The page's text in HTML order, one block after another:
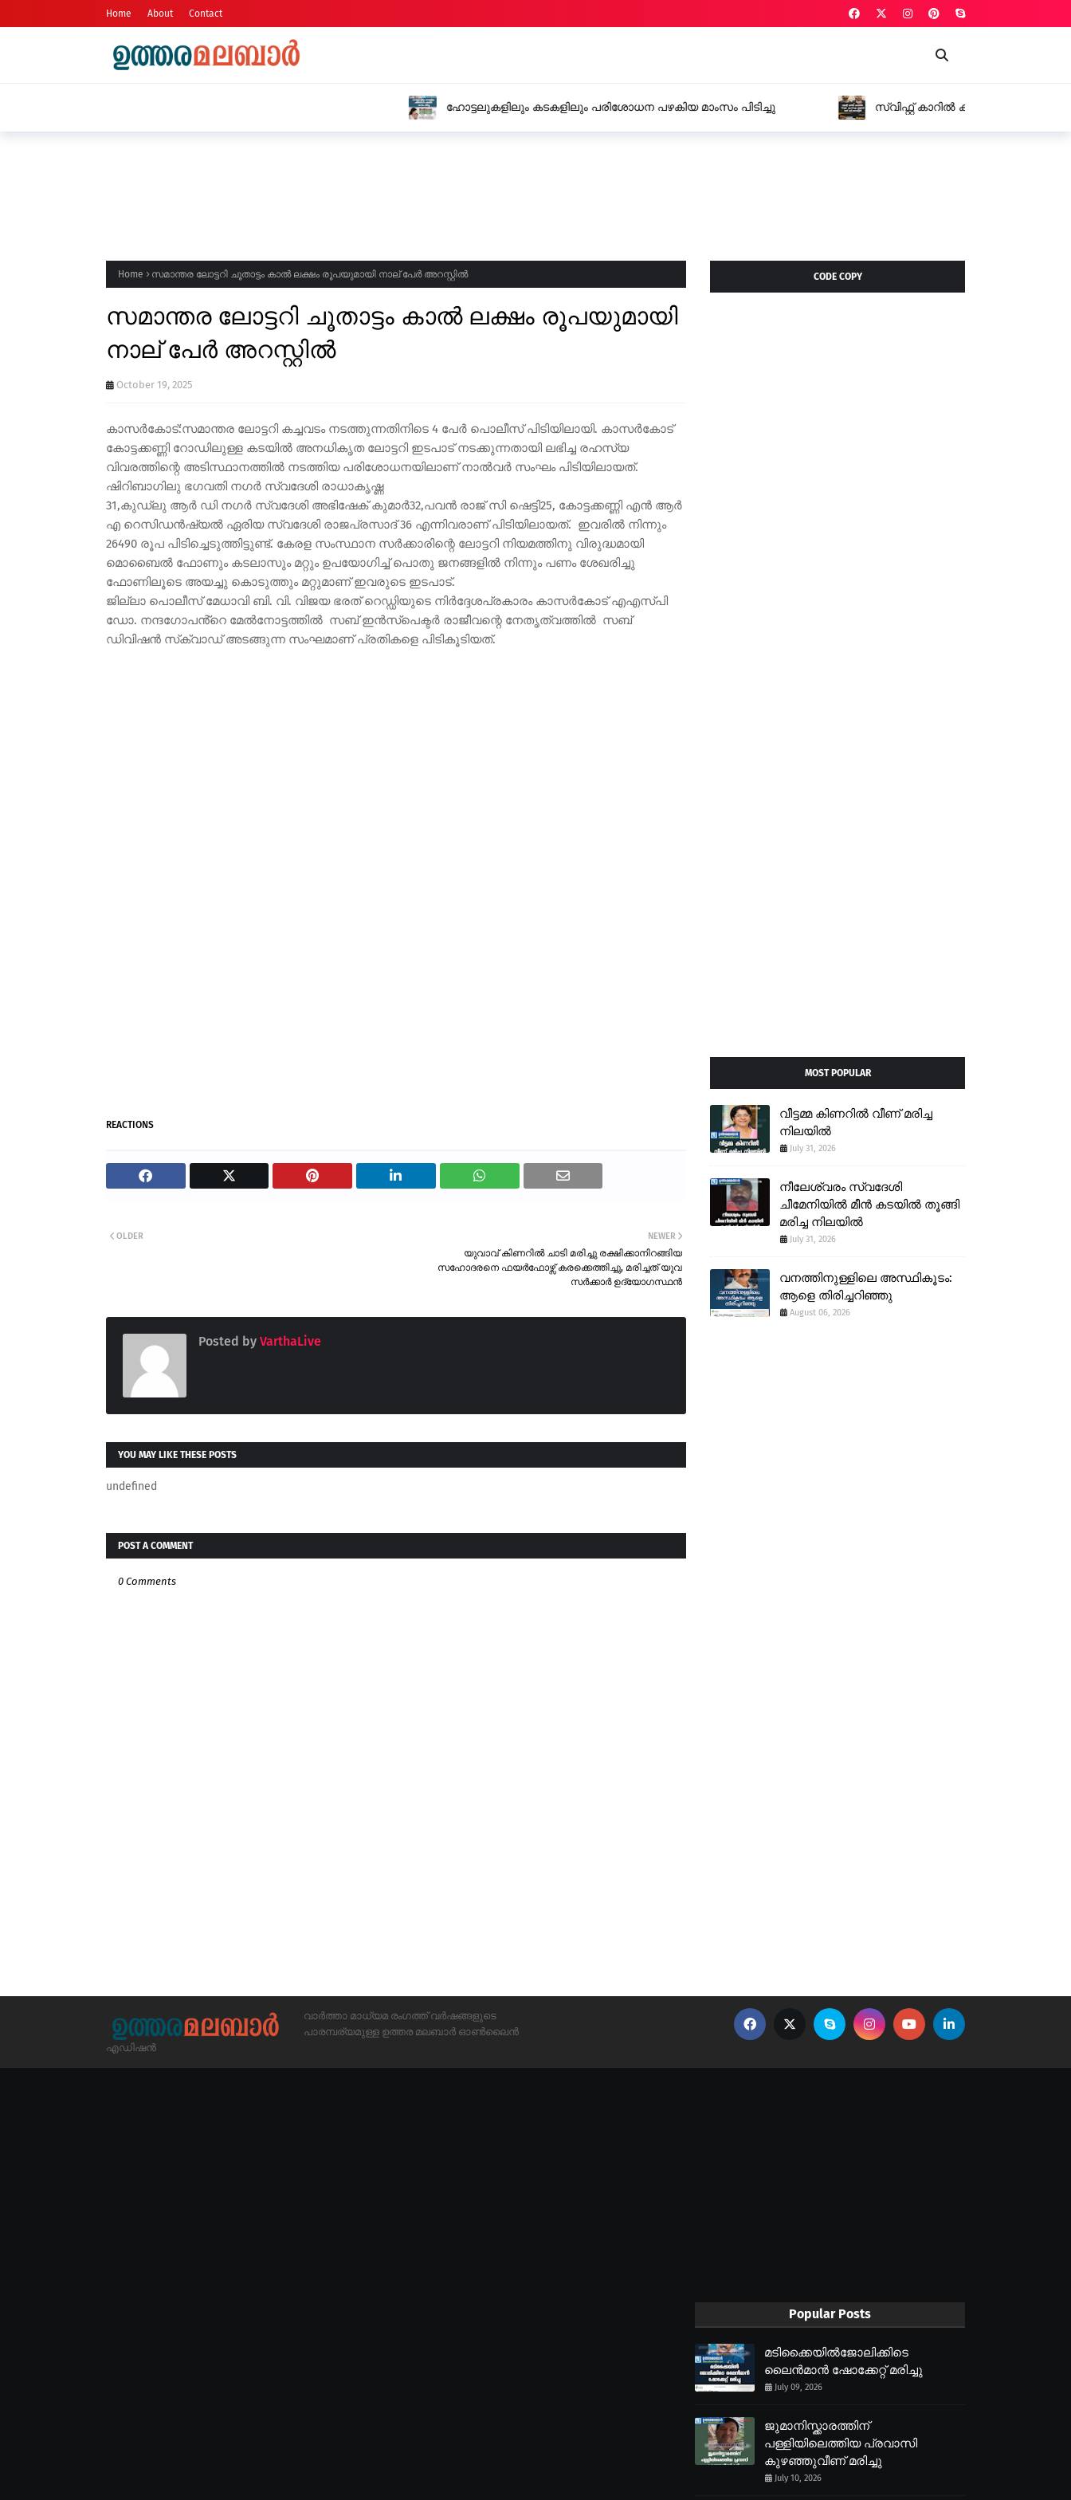
Home About Contact
ഹോട്ടലുകളിലും കടകളിലും പരിശോധന പഴകിയ മാംസം പിടിച്ചു
സ്വിഫ്റ്റ് കാറിൽ കടത്തിയ 18 ഗ്രാം എം.ഡി.എം.എയുമായി രണ്ട് പേർ
Home സമാന്തര ലോട്ടറി ചൂതാട്ടം കാൽ ലക്ഷം രൂപയുമായി നാല് പേർ അറസ്റ്റിൽ
സമാന്തര ലോട്ടറി ചൂതാട്ടം കാൽ ലക്ഷം രൂപയുമായി
നാല് പേർ അറസ്റ്റിൽ
October 19, 2025
കാസർകോട്:സമാന്തര ലോട്ടറി കച്ചവടം നടത്തുന്നതിനിടെ 4 പേർ പൊലീസ് പിടിയിലായി. കാസർകോട്
കോട്ടക്കണ്ണി റോഡിലുള്ള കടയിൽ അനധികൃത ലോട്ടറി ഇടപാട് നടക്കുന്നതായി ലഭിച്ച രഹസ്യ
വിവരത്തിന്റെ അടിസ്ഥാനത്തിൽ നടത്തിയ പരിശോധനയിലാണ് നാൽവർ സംഘം പിടിയിലായത്.
ഷിറിബാഗിലു ഭഗവതി നഗർ സ്വദേശി രാധാകൃഷ്ണ
31,കുഡ്‌ലു ആർ ഡി നഗർ സ്വദേശി അഭിഷേക് കുമാർ32,പവൻ രാജ് സി ഷെട്ടി25, കോട്ടക്കണ്ണി എൻ ആർ
എ റെസിഡൻഷ്യൽ ഏരിയ സ്വദേശി രാജപ്രസാദ്‌ 36 എന്നിവരാണ് പിടിയിലായത്. ഇവരിൽ നിന്നും
26490 രൂപ പിടിച്ചെടുത്തിട്ടുണ്ട്. കേരള സംസ്ഥാന സർക്കാരിന്റെ ലോട്ടറി നിയമത്തിനു വിരുദ്ധമായി
മൊബൈൽ ഫോണും കടലാസും മറ്റും ഉപയോഗിച്ച് പൊതു ജനങ്ങളിൽ നിന്നും പണം ശേഖരിച്ചു
ഫോണിലൂടെ അയച്ചു കൊടുത്തും മറ്റുമാണ് ഇവരുടെ ഇടപാട്.
ജില്ലാ പൊലീസ് മേധാവി ബി. വി. വിജയ ഭരത് റെഡ്ഡിയുടെ നിർദ്ദേശപ്രകാരം കാസർകോട് എഎസ്പി
ഡോ. നന്ദഗോപൻ്റെ മേൽനോട്ടത്തിൽ സബ് ഇൻസ്‌പെക്ടർ രാജീവന്റെ നേതൃത്വത്തിൽ സബ്
ഡിവിഷൻ സ്‌ക്വാഡ് അടങ്ങുന്ന സംഘമാണ് പ്രതികളെ പിടികൂടിയത്.
REACTIONS
NEWER
യുവാവ് കിണറിൽ ചാടി മരിച്ചു രക്ഷിക്കാനിറങ്ങിയ
സഹോദരനെ ഫയർഫോഴ്സ് കരക്കെത്തിച്ചു, മരിച്ചത് യുവ
സർക്കാർ ഉദ്യോഗസ്ഥൻ
OLDER
Posted by VarthaLive
YOU MAY LIKE THESE POSTS
undefined
POST A COMMENT
0 Comments
CODE COPY
MOST POPULAR
വീട്ടമ്മ കിണറിൽ വീണ് മരിച്ച
നിലയിൽ
July 31, 2026
നീലേശ്വരം സ്വദേശി
ചീമേനിയിൽ മീൻ കടയിൽ തൂങ്ങി
മരിച്ച നിലയിൽ
July 31, 2026
വനത്തിനുള്ളിലെ അസ്ഥികൂടം:
ആളെ തിരിച്ചറിഞ്ഞു
August 06, 2026
വാർത്താ മാധ്യമ രംഗത്ത് വർഷങ്ങളുടെ
പാരമ്പര്യമുള്ള ഉത്തര മലബാർ ഓൺലൈൻ
എഡിഷൻ
Popular Posts
മടിക്കൈയിൽജോലിക്കിടെ
ലൈൻമാൻ ഷോക്കേറ്റ് മരിച്ചു
July 09, 2026
ജുമാനിസ്ക്കാരത്തിന്
പള്ളിയിലെത്തിയ പ്രവാസി
കുഴഞ്ഞുവീണ് മരിച്ചു
July 10, 2026